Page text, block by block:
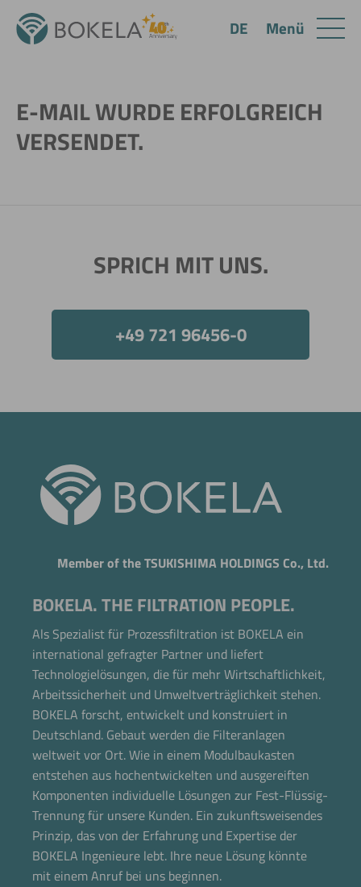
E-MAIL WURDE ERFOLGREICH
VERSENDET.
SPRICH MIT UNS.
+49 721 96456-0
Member of the TSUKISHIMA HOLDINGS Co., Ltd.
BOKELA. THE FILTRATION PEOPLE.
Als Spezialist für Prozessfiltration ist BOKELA ein
international gefragter Partner und liefert
Technologielösungen, die für mehr Wirtschaftlichkeit,
Arbeitssicherheit und Umweltverträglichkeit stehen.
BOKELA forscht, entwickelt und konstruiert in
Deutschland. Gebaut werden die Filteranlagen
weltweit vor Ort. Wie in einem Modulbaukasten
entstehen aus hochentwickelten und ausgereiften
Komponenten individuelle Lösungen zur Fest-Flüssig-
Trennung für unsere Kunden. Ein zukunftsweisendes
Prinzip, das von der Erfahrung und Expertise der
BOKELA Ingenieure lebt. Ihre neue Lösung könnte
mit einem Anruf bei uns beginnen.
Menü
DE